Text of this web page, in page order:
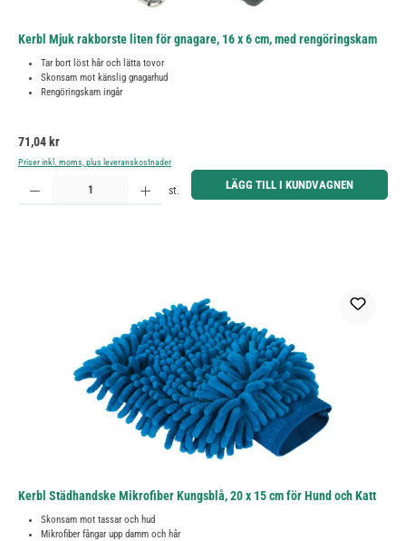
Kerbl Mjuk rakborste liten för gnagare, 16 x 6 cm, med rengöringskam
Tar bort löst hår och lätta tovor
Skonsam mot känslig gnagarhud
Rengöringskam ingår
Ordinarie pris:
71,04 kr
Priser inkl. moms, plus leveranskostnader
Produktkvantitet: Ange önskat belopp eller använd knapparna för att öka eller minska kvantiteten.
st. LÄGG TILL I KUNDVAGNEN
Kerbl Städhandske Mikrofiber Kungsblå, 20 x 15 cm för Hund och Katt
Skonsam mot tassar och hud
Mikrofiber fångar upp damm och hår